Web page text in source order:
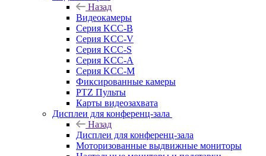
Назад
Видеокамеры
Серия KCC-B
Серия KCC-V
Серия KCC-S
Серия KCC-A
Серия KCC-M
Фиксированные камеры
PTZ Пульты
Карты видеозахвата
Дисплеи для конференц-зала
Назад
Дисплеи для конференц-зала
Моторизованные выдвижные мониторы